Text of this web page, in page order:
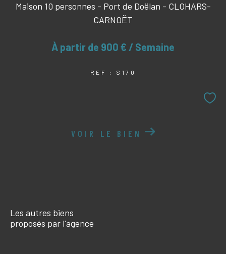
Maison 10 personnes - Port de Doëlan - CLOHARS-
CARNOËT
À partir de 900 € / Semaine
REF : S170
VOIR LE BIEN
Les autres biens
proposés par l'agence